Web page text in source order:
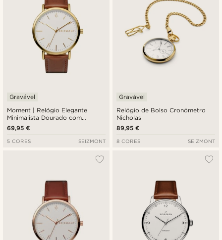
Moment | Relógio Elegante
Minimalista Dourado com
Movimento de Quartzo
Analógico, Mostrador Branco e
Pulseira em Pele Ferrugem
Gravável
69,95 €
5 CORES SEIZMONT
Relógio de Bolso Cronómetro
Nicholas
Gravável
89,95 €
8 CORES SEIZMONT